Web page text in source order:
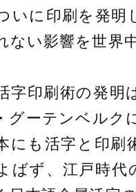
いに印刷を発明
ない影響を世界
字印刷術の発明
グーテンベルク
にも活字と印刷
ばず、江戸時代